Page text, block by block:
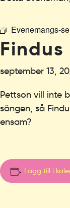
Evenemangs-
september 13,
Pettson vill inte
sängen, så
ensam?
Lägg till i